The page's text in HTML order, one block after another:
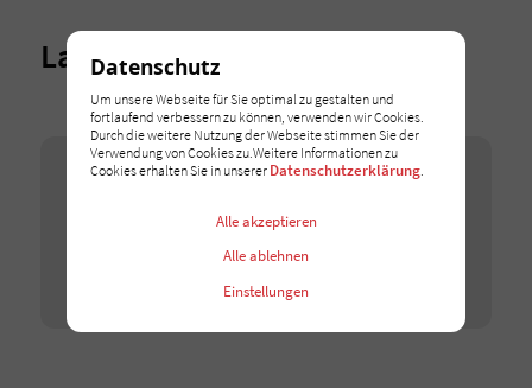
Lage
Google Maps
ein. Erlauben Sie dieses Cookie, um die Karten zu
Ich stimme zu
Datenschutz
Um unsere Webseite für Sie optimal zu gestalten und
fortlaufend verbessern zu können, verwenden wir Cookies.
Durch die weitere Nutzung der Webseite stimmen Sie der
Verwendung von Cookies zu.Weitere Informationen zu
Cookies erhalten Sie in unserer Datenschutzerklärung
Einstellungen
Alle ablehnen
Alle akzeptieren